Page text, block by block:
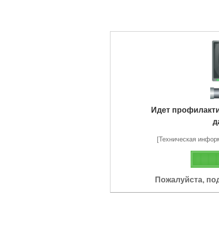
Идет
[Техническая
Пожалуйста,